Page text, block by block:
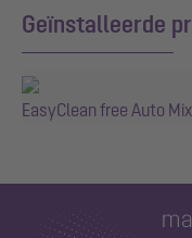
Geïnstalleerde
EasyClean free Auto